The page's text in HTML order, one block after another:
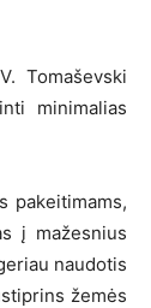
Tomaševski
minimalias
pakeitimams,
į mažesnius
naudotis
žemės